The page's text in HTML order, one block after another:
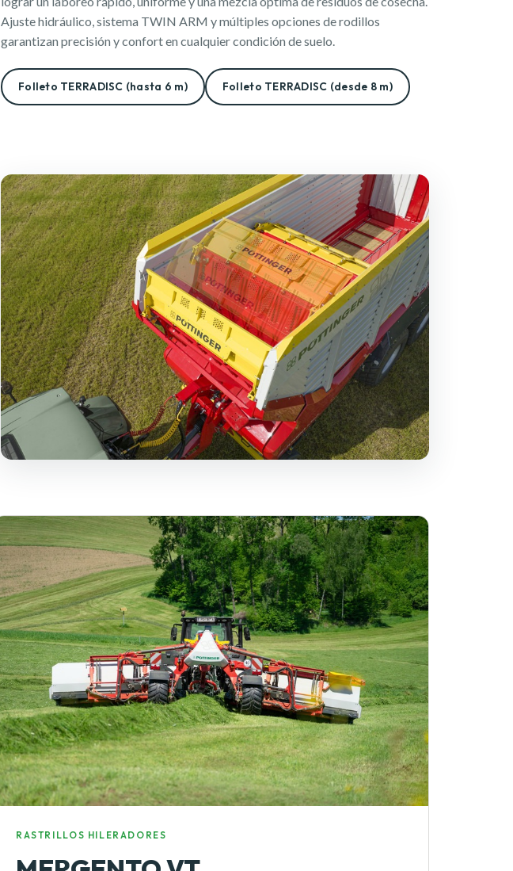
Ajuste hidráulico, sistema TWIN ARM y múltiples opciones de rodillos
garantizan precisión y confort en cualquier condición de suelo.
Folleto TERRADISC (hasta 6 m) Folleto TERRADISC (desde 8 m)
RASTRILLOS HILERADORES